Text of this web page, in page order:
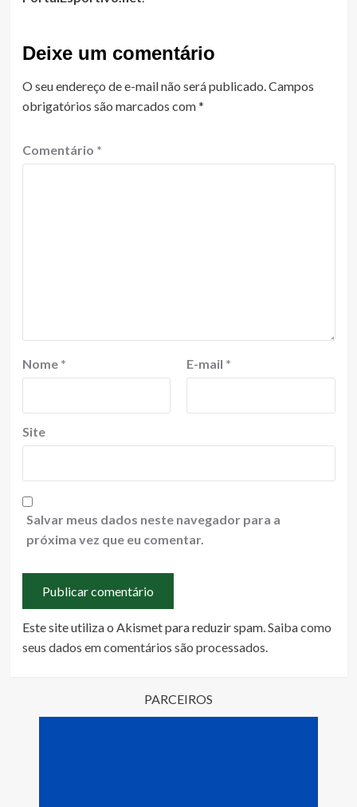
Deixe um comentário
O seu endereço de e-mail não será publicado.Campos
obrigatórios são marcados com*
Comentário *
Nome * E-mail *
Site
Salvar meus dados neste navegador para a
próxima vez que eu comentar.
Este site utiliza o Akismet para reduzir spam.Saiba como
seus dados em comentários são processados.
PARCEIROS